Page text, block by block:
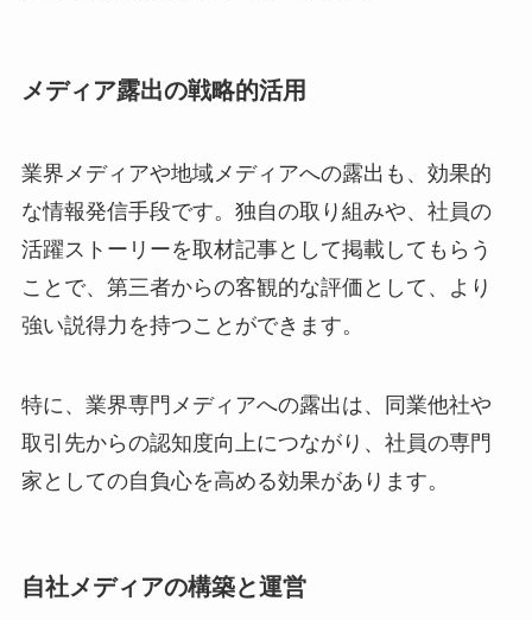
メディア露出の戦略的活用
業界メディアや地域メディアへの露出も、効果的
な情報発信手段です。独自の取り組みや、社員の
活躍ストーリーを取材記事として掲載してもらう
ことで、第三者からの客観的な評価として、より
強い説得力を持つことができます。
特に、業界専門メディアへの露出は、同業他社や
取引先からの認知度向上につながり、社員の専門
家としての自負心を高める効果があります。
自社メディアの構築と運営